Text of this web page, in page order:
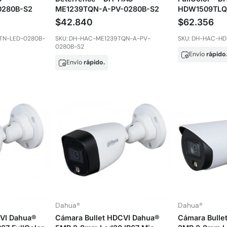
S2
LED-0280B-
ME1239TQN-A-PV-0280B-S2
$42.840
SKU: DH-HAC-ME1239TQN-A-PV-
0280B-S2
Envíorápido.
$62.356
SKU: DH-HAC-
Envío
Dahua®
Dahua®
Cámara Bullet HDCVI Dahua®
Dahua®
Cámara